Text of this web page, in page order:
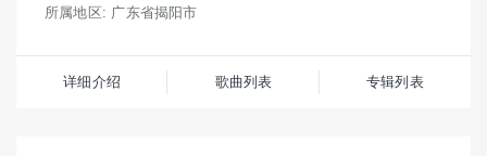
所属地区: 广东省揭阳市
详细介绍 歌曲列表 专辑列表